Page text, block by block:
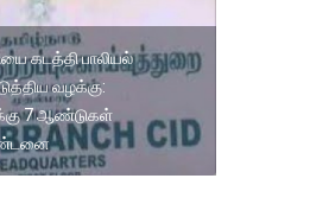
கடத்தி பாலியல்
வழக்கு:
7 ஆண்டுகள்